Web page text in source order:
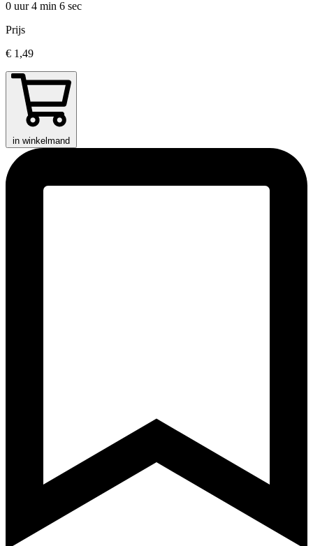
0 uur 4 min 6 sec
Prijs
€ 1,49
in winkelmand